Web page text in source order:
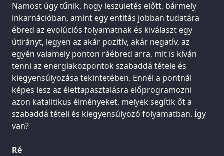
Namost úgy tűnik, hogy leszületés előtt, bármely
inkarnációban, amint egy entitás jobban tudatára
ébred az evolúciós folyamatnak és kiválaszt egy
útirányt, legyen az akár pozitív, akár negatív, az
egyén valamely ponton ráébred arra, mit is kíván
tenni az energiaközpontok szabaddá tétele és
kiegyensúlyozása tekintetében. Ennél a pontnál
képes lesz az élettapasztalásra előprogramozni
azon katalitikus élményeket, melyek segítik őt a
szabaddá tételi és kiegyensúlyozó folyamatban. Így
van?
Ré